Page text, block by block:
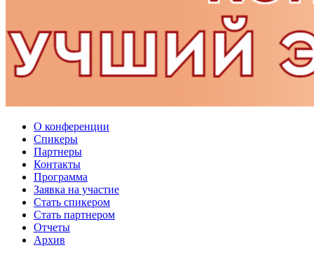
О конференции
Спикеры
Партнеры
Контакты
Программа
Заявка на участие
Стать спикером
Стать партнером
Отчеты
Архив